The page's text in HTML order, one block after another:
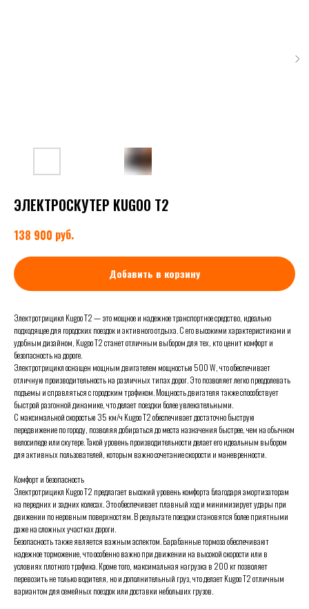
ЭЛЕКТРОСКУТЕР KUGOO T2
138 900 руб.
Добавить в корзину
Электротрицикл Kugoo T2 — это мощное и надежное транспортное средство, идеально
подходящее для городских поездок и активного отдыха. С его высокими характеристиками и
удобным дизайном, Kugoo T2 станет отличным выбором для тех, кто ценит комфорт и
безопасность на дороге.
Электротрицикл оснащен мощным двигателем мощностью 500 W, что обеспечивает
отличную производительность на различных типах дорог. Это позволяет легко преодолевать
подъемы и справляться с городским трафиком. Мощность двигателя также способствует
быстрой разгонной динамике, что делает поездки более увлекательными.
С максимальной скоростью 35 км/ч Kugoo T2 обеспечивает достаточно быструю
передвижение по городу, позволяя добираться до места назначения быстрее, чем на обычном
велосипеде или скутере. Такой уровень производительности делает его идеальным выбором
для активных пользователей, которым важно сочетание скорости и маневренности.
Комфорт и безопасность
Электротрицикл Kugoo T2 предлагает высокий уровень комфорта благодаря амортизаторам
на передних и задних колесах. Это обеспечивает плавный ход и минимизирует удары при
движении по неровным поверхностям. В результате поездки становятся более приятными
даже на сложных участках дороги.
Безопасность также является важным аспектом. Барабанные тормоза обеспечивают
надежное торможение, что особенно важно при движении на высокой скорости или в
условиях плотного трафика. Кроме того, максимальная нагрузка в 200 кг позволяет
перевозить не только водителя, но и дополнительный груз, что делает Kugoo T2 отличным
вариантом для семейных поездок или доставки небольших грузов.